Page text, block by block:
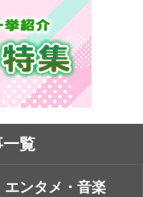
一覧
エンタメ・音楽